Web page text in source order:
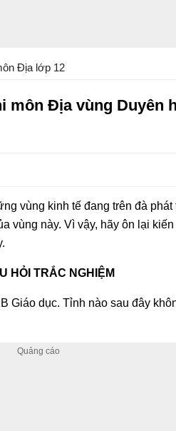
Địa lớp 12
môn Địa vùng Duyên
vùng kinh tế đang trên đà phát
vùng này. Vì vậy, hãy ôn lại
HỎI TRẮC NGHIỆM
Giáo dục. Tỉnh nào sau đây